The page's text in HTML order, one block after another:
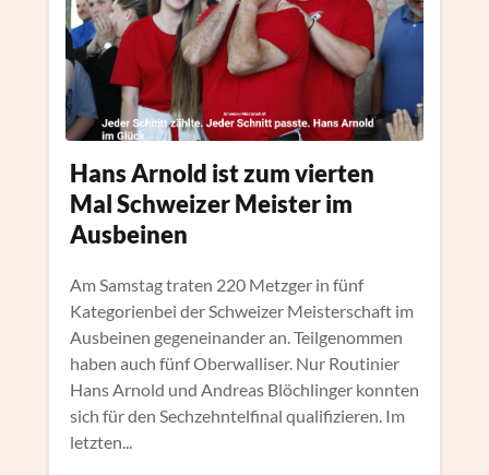
Hans Arnold ist zum vierten
Mal Schweizer Meister im
Ausbeinen
Am Samstag traten 220 Metzger in fünf
Kategorienbei der Schweizer Meisterschaft im
Ausbeinen gegeneinander an. Teilgenommen
haben auch fünf Oberwalliser. Nur Routinier
Hans Arnold und Andreas Blöchlinger konnten
sich für den Sechzehntelfinal qualifizieren. Im
letzten...